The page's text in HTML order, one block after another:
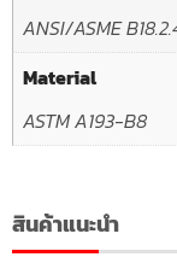
ANSI/ASME
Material
ASTM A193-B8
สินค้าแนะนำ